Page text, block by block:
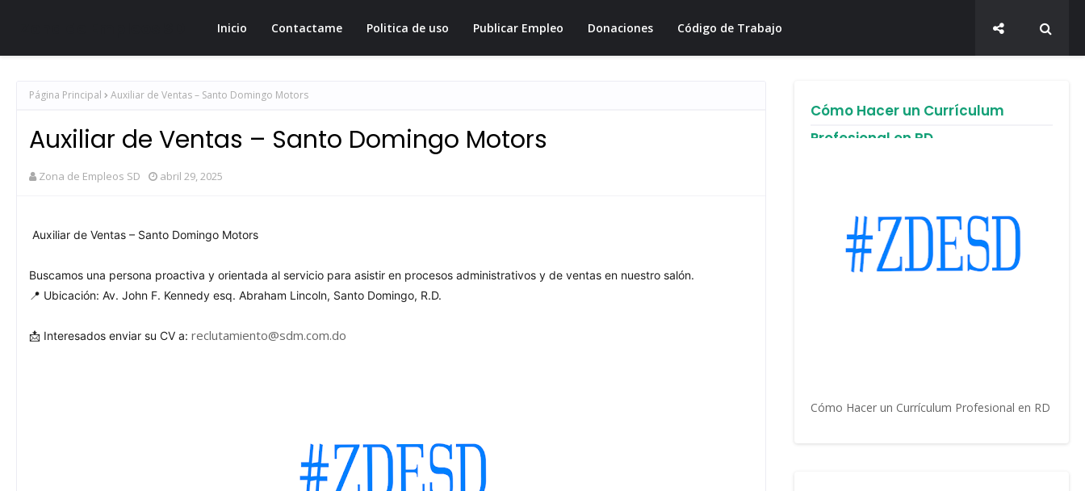
Inicio Contactame Politica de uso Publicar Empleo Donaciones Código de Trabajo
Página Principal Auxiliar de Ventas – Santo Domingo Motors
Auxiliar de Ventas – Santo Domingo Motors
Zona de Empleos SD abril 29, 2025
Auxiliar de Ventas – Santo Domingo Motors
Buscamos una persona proactiva y orientada al servicio para asistir en procesos administrativos y de ventas en nuestro salón.
📍 Ubicación: Av. John F. Kennedy esq. Abraham Lincoln, Santo Domingo, R.D.
📩 Interesados enviar su CV a: reclutamiento@sdm.com.do
Cómo Hacer un Currículum
Profesional en RD
Cómo Hacer un Currículum Profesional en RD